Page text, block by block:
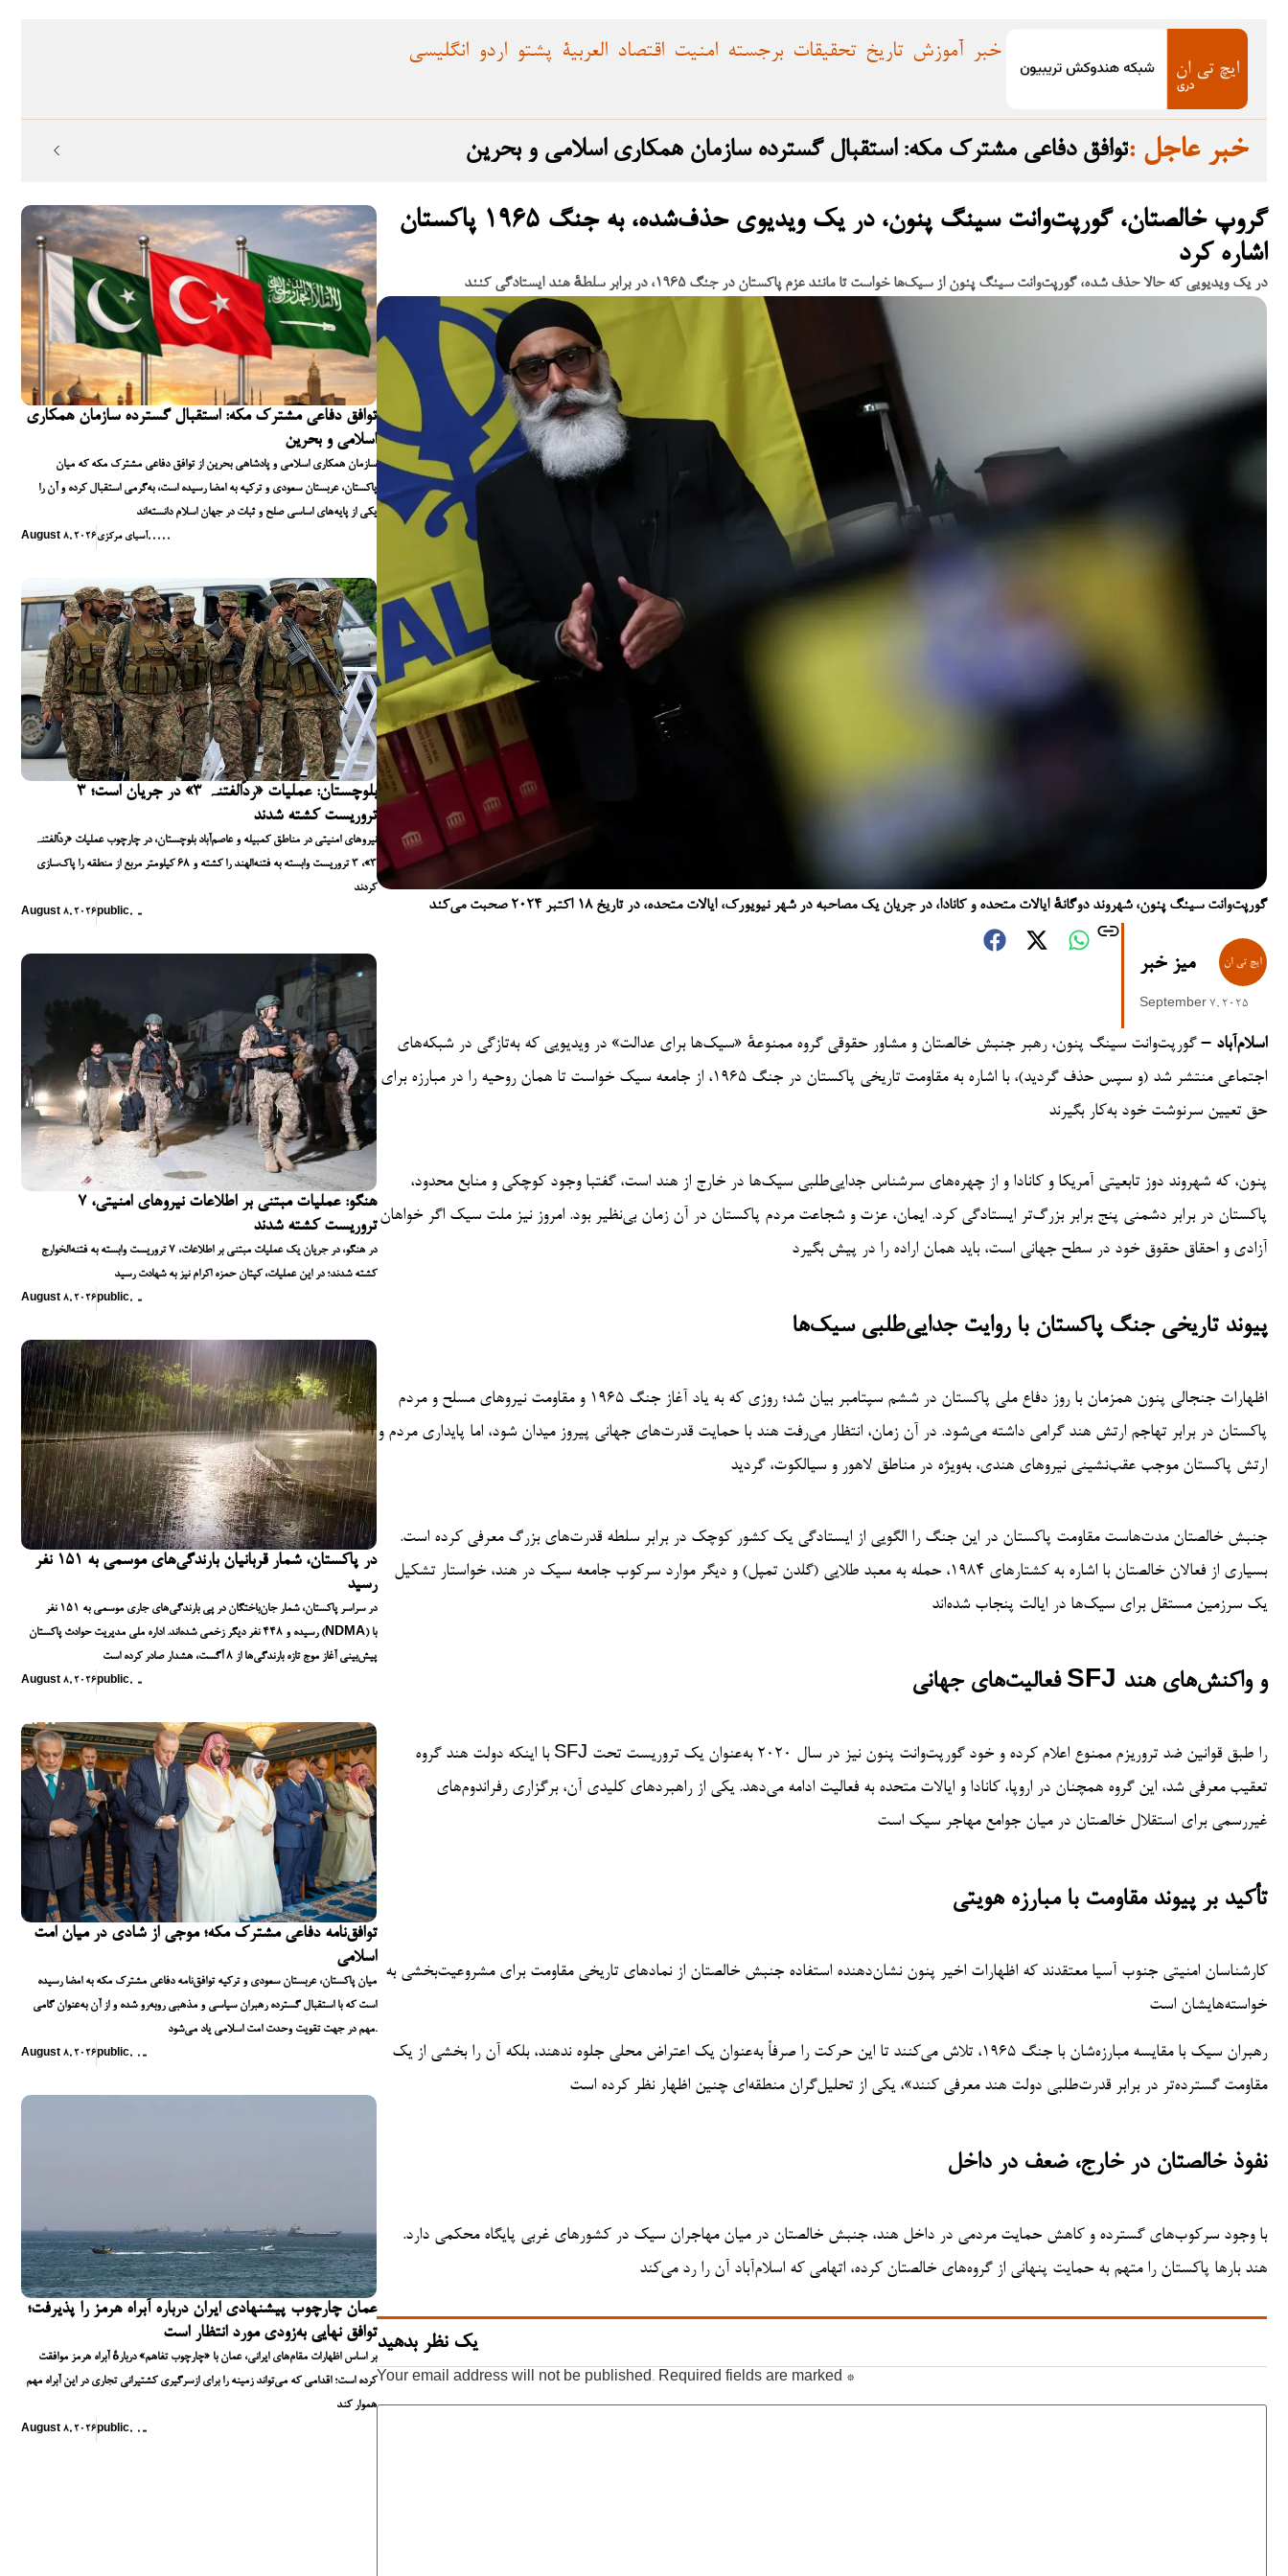
اقتصاد امنیت برجسته تحقیقات تاریخ آموزش خبر انگلیسی اردو پشتو العربية
توافق دفاعی مشترک مکه: استقبال گسترده سازمان همکاری اسلامی و بحرین : خبر عاجل
توافق دفاعی مشترک مکه: استقبال گسترده سازمان همکاری
اسلامی و بحرین
سازمان همکاری اسلامی و پادشاهی بحرین از توافق دفاعی مشترک مکه که میان
پاکستان، عربستان سعودی و ترکیه به امضا رسیده است، به‌گرمی استقبال کرده و آن را
یکی از پایه‌های اساسی صلح و ثبات در جهان اسلام دانسته‌اند
August 8, 2026آسیای مرکزی, , , , ,
بلوچستان: عملیات «ردّالفتنہ ۳» در جریان است؛ ۳
تروریست کشته شدند
نیروهای امنیتی در مناطق کمبیله و عاصم‌آباد بلوچستان، در چارچوب عملیات «ردّالفتنہ
۳»، ۳ تروریست وابسته به فتنه‌الهند را کشته و ۶۸ کیلومتر مربع از منطقه را پاک‌سازی
کردند
August 8, 2026 public, ,,
هنگو: عملیات مبتنی بر اطلاعات نیروهای امنیتی، ۷
تروریست کشته شدند
در هنگو، در جریان یک عملیات مبتنی بر اطلاعات، ۷ تروریست وابسته به فتنه‌الخوارج
کشته شدند؛ در این عملیات، کپتان حمزه اکرام نیز به شهادت رسید
August 8, 2026 public, ,,
در پاکستان، شمار قربانیان بارندگی‌های موسمی به ۱۵۱ نفر
رسید
در سراسر پاکستان، شمار جان‌باختگان در پی بارندگی‌های جاری موسمی به ۱۵۱ نفر
رسیده و ۴۴۸ نفر دیگر زخمی شده‌اند. اداره ملی مدیریت حوادث پاکستان (NDMA) با
پیش‌بینی آغاز موج تازه بارندگی‌ها از ۸ آگست، هشدار صادر کرده است
August 8, 2026 public, ,,
توافق‌نامه دفاعی مشترک مکه؛ موجی از شادی در میان امت
اسلامی
میان پاکستان، عربستان سعودی و ترکیه توافق‌نامه دفاعی مشترک مکه به امضا رسیده
است که با استقبال گسترده رهبران سیاسی و مذهبی روبه‌رو شده و از آن به‌عنوان گامی
مهم در جهت تقویت وحدت امت اسلامی یاد می‌شود.
August 8, 2026 public, ,,,
عمان چارچوب پیشنهادی ایران درباره آبراه هرمز را پذیرفت؛
توافق نهایی به‌زودی مورد انتظار است
بر اساس اظهارات مقام‌های ایرانی، عمان با «چارچوب تفاهم» دربارهٔ آبراه هرمز موافقت
کرده است؛ اقدامی که می‌تواند زمینه را برای ازسرگیری کشتیرانی تجاری در این آبراه مهم
هموار کند
August 8, 2026 public, ,,,
گروپ خالصتان، گورپت‌وانت سینگ پنون، در یک ویدیوی حذف‌شده، به جنگ ۱۹۶۵ پاکستان
اشاره کرد
در یک ویدیویی که حالا حذف شده، گورپت‌وانت سینگ پنون از سیک‌ها خواست تا مانند عزم پاکستان در جنگ ۱۹۶۵، در برابر سلطهٔ هند ایستادگی کنند
گورپت‌وانت سینگ پنون، شهروند دوگانهٔ ایالات متحده و کانادا، در جریان یک مصاحبه در شهر نیویورک، ایالات متحده، در تاریخ ۱۸ اکتبر ۲۰۲۴ صحبت می‌کند
میز خبر
September 7, 2025
اسلام‌آباد –گورپت‌وانت سینگ پنون، رهبر جنبش خالصتان و مشاور حقوقی گروه ممنوعهٔ «سیک‌ها برای عدالت» در ویدیویی که به‌تازگی در شبکه‌های
اجتماعی منتشر شد (و سپس حذف گردید)، با اشاره به مقاومت تاریخی پاکستان در جنگ ۱۹۶۵، از جامعه سیک خواست تا همان روحیه را در مبارزه برای
حق تعیین سرنوشت خود به‌کار بگیرند
پنون، که شهروند دوز تابعیتی آمریکا و کانادا و از چهره‌های سرشناس جدایی‌طلبی سیک‌ها در خارج از هند است، گفتبا وجود کوچکی و منابع محدود،
پاکستان در برابر دشمنی پنج برابر بزرگ‌تر ایستادگی کرد. ایمان، عزت و شجاعت مردم پاکستان در آن زمان بی‌نظیر بود. امروز نیز ملت سیک اگر خواهان
آزادی و احقاق حقوق خود در سطح جهانی است، باید همان اراده را در پیش بگیرد
پیوند تاریخی جنگ پاکستان با روایت جدایی‌طلبی سیک‌ها
اظهارات جنجالی پنون همزمان با روز دفاع ملی پاکستان در ششم سپتامبر بیان شد؛ روزی که به یاد آغاز جنگ ۱۹۶۵ و مقاومت نیروهای مسلح و مردم
پاکستان در برابر تهاجم ارتش هند گرامی داشته می‌شود. در آن زمان، انتظار می‌رفت هند با حمایت قدرت‌های جهانی پیروز میدان شود، اما پایداری مردم و
ارتش پاکستان موجب عقب‌نشینی نیروهای هندی، به‌ویژه در مناطق لاهور و سیالکوت، گردید
جنبش خالصتان مدت‌هاست مقاومت پاکستان در این جنگ را الگویی از ایستادگی یک کشور کوچک در برابر سلطه قدرت‌های بزرگ معرفی کرده است.
بسیاری از فعالان خالصتان با اشاره به کشتارهای ۱۹۸۴، حمله به معبد طلایی (گلدن تمپل) و دیگر موارد سرکوب جامعه سیک در هند، خواستار تشکیل
یک سرزمین مستقل برای سیک‌ها در ایالت پنجاب شده‌اند
فعالیت‌های جهانی SFJ و واکنش‌های هند
با اینکه دولت هند گروه SFJ را طبق قوانین ضد تروریزم ممنوع اعلام کرده و خود گورپت‌وانت پنون نیز در سال ۲۰۲۰ به‌عنوان یک تروریست تحت
تعقیب معرفی شد، این گروه همچنان در اروپا، کانادا و ایالات متحده به فعالیت ادامه می‌دهد. یکی از راهبردهای کلیدی آن، برگزاری رفراندوم‌های
غیررسمی برای استقلال خالصتان در میان جوامع مهاجر سیک است
تأکید بر پیوند مقاومت با مبارزه هویتی
کارشناسان امنیتی جنوب آسیا معتقدند که اظهارات اخیر پنون نشان‌دهنده استفاده جنبش خالصتان از نمادهای تاریخی مقاومت برای مشروعیت‌بخشی به
خواسته‌هایشان است
رهبران سیک با مقایسه مبارزه‌شان با جنگ ۱۹۶۵، تلاش می‌کنند تا این حرکت را صرفاً به‌عنوان یک اعتراض محلی جلوه ندهند، بلکه آن را بخشی از یک
مقاومت گسترده‌تر در برابر قدرت‌طلبی دولت هند معرفی کنند»، یکی از تحلیل‌گران منطقه‌ای چنین اظهار نظر کرده است
نفوذ خالصتان در خارج، ضعف در داخل
با وجود سرکوب‌های گسترده و کاهش حمایت مردمی در داخل هند، جنبش خالصتان در میان مهاجران سیک در کشورهای غربی پایگاه محکمی دارد.
هند بارها پاکستان را متهم به حمایت پنهانی از گروه‌های خالصتان کرده، اتهامی که اسلام‌آباد آن را رد می‌کند
یک نظر بدهید
Your email address will not be published. Required fields are marked *